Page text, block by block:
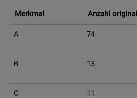
Merk­mal An­zahl ori­gi­nal
A 74
B 13
C 11